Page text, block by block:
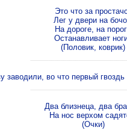
Это что за
Лег у двери на
На дороге, на
Останавливает
(Половик, коврик)
заводили, во что первый
Два близнеца, два
На нос верхом
(Очки)